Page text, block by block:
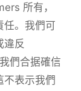
所有，
任。我們可
違反
們合据確信
不表示我們